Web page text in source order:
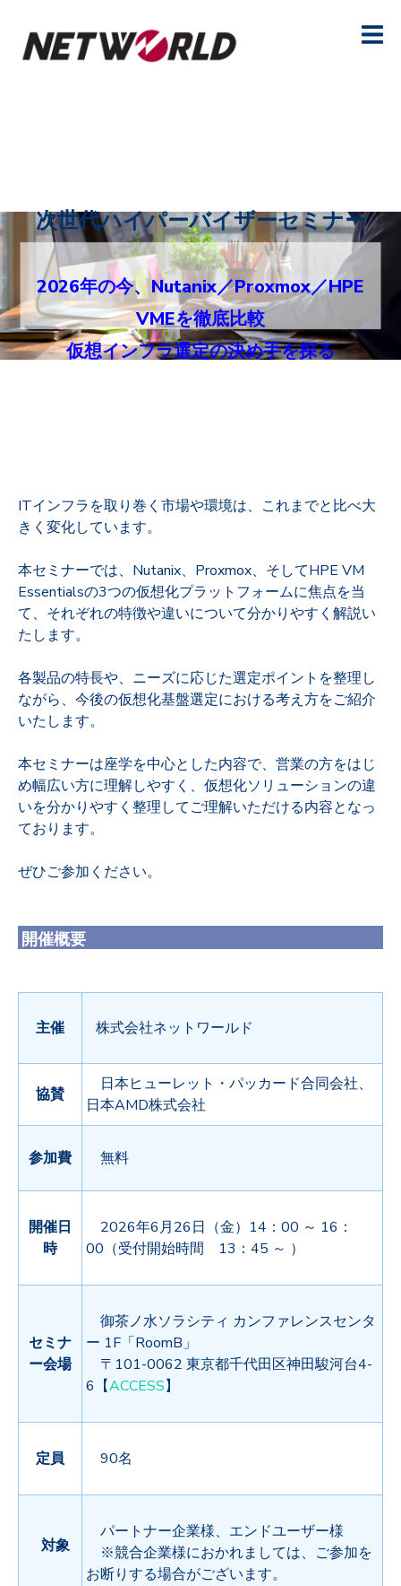
次世代ハイパーバイザーセミナー
2026年の今、Nutanix／Proxmox／HPE
VMEを徹底比較
仮想インフラ選定の決め手を探る
ITインフラを取り巻く市場や環境は、これまでと比べ大
きく変化しています。
本セミナーでは、Nutanix、Proxmox、そしてHPE VM
Essentialsの3つの仮想化プラットフォームに焦点を当
て、それぞれの特徴や違いについて分かりやすく解説い
たします。
各製品の特長や、ニーズに応じた選定ポイントを整理し
ながら、今後の仮想化基盤選定における考え方をご紹介
いたします。
本セミナーは座学を中心とした内容で、営業の方をはじ
め幅広い方に理解しやすく、仮想化ソリューションの違
いを分かりやすく整理してご理解いただける内容となっ
ております。
ぜひご参加ください。
開催概要
主催 株式会社ネットワールド
協賛
日本ヒューレット・パッカード合同会社、
日本AMD株式会社
参加費 無料
開催日
時
2026年6月26日（金）14：00 ～ 16：
00（受付開始時間 13：45 ～ ）
セミナ
ー会場
御茶ノ水ソラシティ カンファレンスセンタ
ー 1F「RoomB」
〒101-0062 東京都千代田区神田駿河台4-
6【ACCESS】
定員 90名
対象
パートナー企業様、エンドユーザー様
※競合企業様におかれましては、ご参加を
お断りする場合がございます。